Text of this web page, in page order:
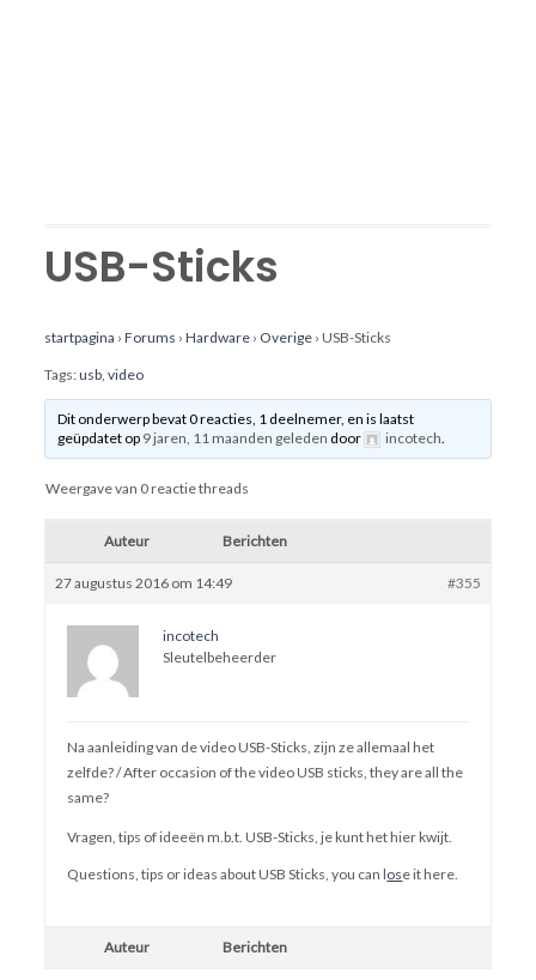
USB-Sticks
startpagina › Forums › Hardware › Overige › USB-Sticks
Tags:usb,video
Dit onderwerp bevat 0 reacties, 1 deelnemer, en is laatst
geüpdatet op 9 jaren, 11 maanden geleden door incotech.
Weergave van 0 reactie threads
Auteur Berichten
27 augustus 2016 om 14:49 #355
incotech
Sleutelbeheerder
Na aanleiding van de video USB-Sticks, zijn ze allemaal het
zelfde? /After occasion of thevideo USB sticks, they are all the
same?
Vragen, tips of ideeën m.b.t. USB-Sticks, je kunt het hier kwijt.
Questions, tips or ideas aboutUSB Sticks,you can lose ithere.
Auteur Berichten